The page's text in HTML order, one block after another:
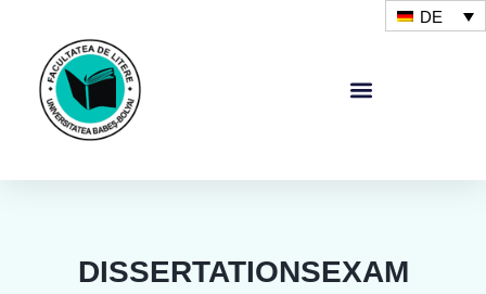
DE
DISSERTATIONSEXAM